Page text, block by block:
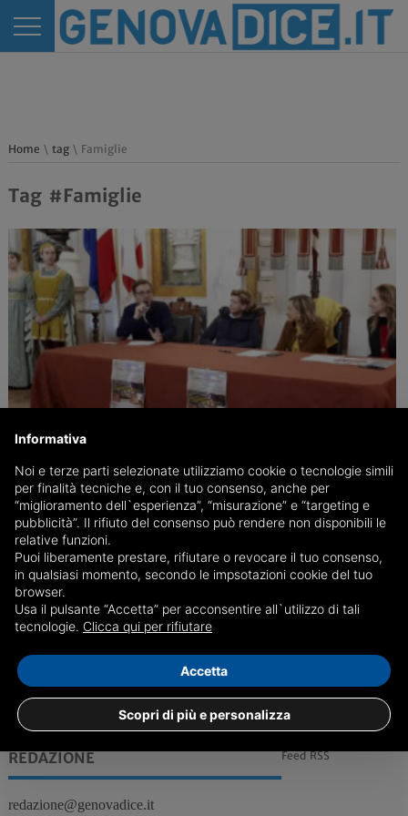
Home \ tag\ Famiglie
Tag #Famiglie
A Genova una caccia al Tesoro natalizia per famiglie
Domenica 22 dicembre alle ore 15, da piazza San Lorenzo, sfida
gratuita di orienteering per grandi e piccoli
data evento: 22/12/2019
19/12
REDAZIONE
redazione@genovadice.it
Feed RSS
Informativa
Noi e terze parti selezionate utilizziamo cookie o tecnologie simili
per finalità tecniche e, con il tuo consenso, anche per
“miglioramento dell`esperienza”, “misurazione” e “targeting e
pubblicità”. Il rifiuto del consenso può rendere non disponibili le
relative funzioni.
Puoi liberamente prestare, rifiutare o revocare il tuo consenso,
in qualsiasi momento, secondo le impsotazioni cookie del tuo
browser.
Usa il pulsante “Accetta” per acconsentire all`utilizzo di tali
tecnologie. Clicca qui per rifiutare
Scopri di più e personalizza
Accetta